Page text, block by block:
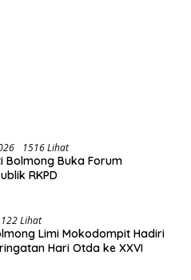
1516 Lihat
Bolmong Buka Forum
RKPD
Lihat
Limi Mokodompit Hadiri
Hari Otda ke XXVI